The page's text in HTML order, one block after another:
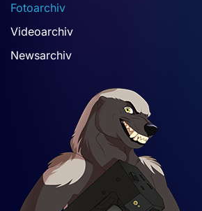
Fotoarchiv
Videoarchiv
Newsarchiv